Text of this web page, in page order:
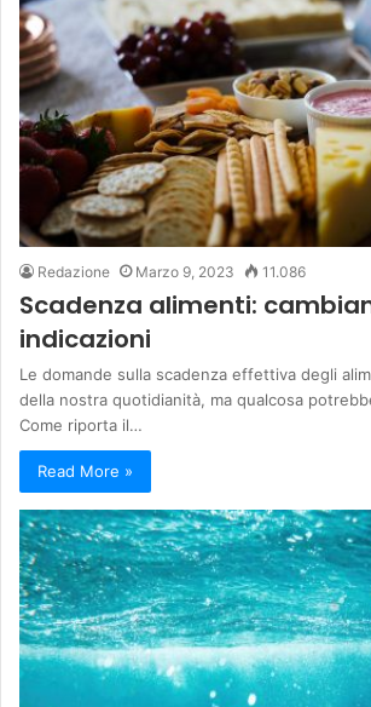
Redazione Marzo 9, 2023 11.086
Scadenza alimenti:
indicazioni
Le domande sulla scadenza effettiva degli
della nostra quotidianità, ma qualcosa
Come riporta il…
Read More »